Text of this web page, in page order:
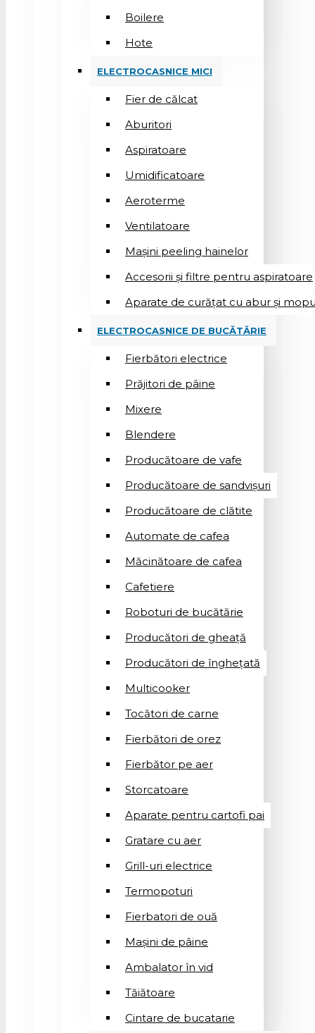
Boilere
Hote
ELECTROCASNICE MICI
Fier de călcat
Aburitori
Aspiratoare
Umidificatoare
Aeroterme
Ventilatoare
Mașini peeling hainelor
Accesorii și filtre pentru aspiratoare
Aparate de curățat cu abur și
ELECTROCASNICE DE BUCĂTĂRIE
Fierbători electrice
Prăjitori de pâine
Mixere
Blendere
Producătoare de vafe
Producătoare de sandvişuri
Producătoare de clătite
Automate de cafea
Măcinătoare de cafea
Cafetiere
Roboturi de bucătărie
Producători de gheață
Producători de înghețată
Multicooker
Tocători de carne
Fierbători de orez
Fierbător pe aer
Storcatoare
Aparate pentru cartofi pai
Gratare cu aer
Grill-uri electrice
Termopoturi
Fierbatori de ouă
Mașini de pâine
Ambalator în vid
Tăiătoare
Cintare de bucatarie